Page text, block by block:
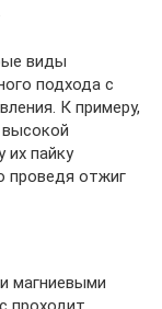
виды
подхода с
К примеру,
их пайку
проведя отжиг
магниевыми